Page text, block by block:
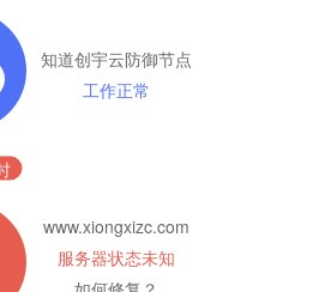
知道创宇云防御节点
工作正常
www.xiongxizc.com
服务器状态未知